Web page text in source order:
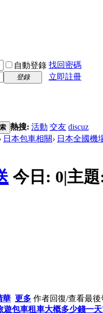
自動登錄 找回密碼
登錄
立即註冊
熱搜: 活動 交友 discuz
日本包車相關› 日本全國機
今日: 0|主
華 更多 作者回復/查看最後
遊包車租車大概多少錢一天